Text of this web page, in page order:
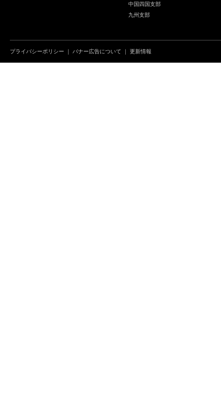
中国四国支部
九州支部
プライバシーポリシー ｜ バナー広告について ｜ 更新情報